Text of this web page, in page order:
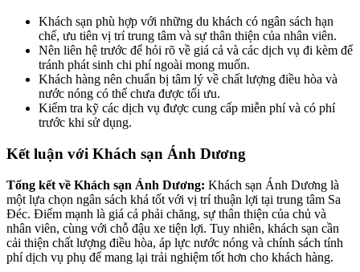
Khách sạn phù hợp với những du khách có ngân sách hạn
chế, ưu tiên vị trí trung tâm và sự thân thiện của nhân viên.
Nên liên hệ trước để hỏi rõ về giá cả và các dịch vụ đi kèm để
tránh phát sinh chi phí ngoài mong muốn.
Khách hàng nên chuẩn bị tâm lý về chất lượng điều hòa và
nước nóng có thể chưa được tối ưu.
Kiểm tra kỹ các dịch vụ được cung cấp miễn phí và có phí
trước khi sử dụng.
Kết luận với Khách sạn Ánh Dương
Tổng kết về Khách sạn Ánh Dương: Khách sạn Ánh Dương là
một lựa chọn ngân sách khá tốt với vị trí thuận lợi tại trung tâm Sa
Đéc. Điểm mạnh là giá cả phải chăng, sự thân thiện của chủ và
nhân viên, cùng với chỗ đậu xe tiện lợi. Tuy nhiên, khách sạn cần
cải thiện chất lượng điều hòa, áp lực nước nóng và chính sách tính
phí dịch vụ phụ để mang lại trải nghiệm tốt hơn cho khách hàng.